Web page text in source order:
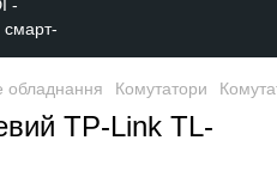
обладнання Комутатори
TP-Link TL-